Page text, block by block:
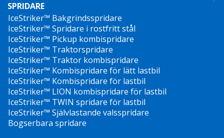
SPRIDARE
IceStriker™ Bakgrindsspridare
IceStriker™ Spridare i rostfritt stål
IceStriker™ Pickup kombispridare
IceStriker™ Traktorspridare
IceStriker™ Traktor kombispridare
IceStriker™ Kombispridare för lätt lastbil
IceStriker™ Kombispridare för lastbil
IceStriker™ LION kombispridare för lastbil
IceStriker™ TWIN spridare för lastbil
IceStriker™ Självlastande valsspridare
Bogserbara spridare